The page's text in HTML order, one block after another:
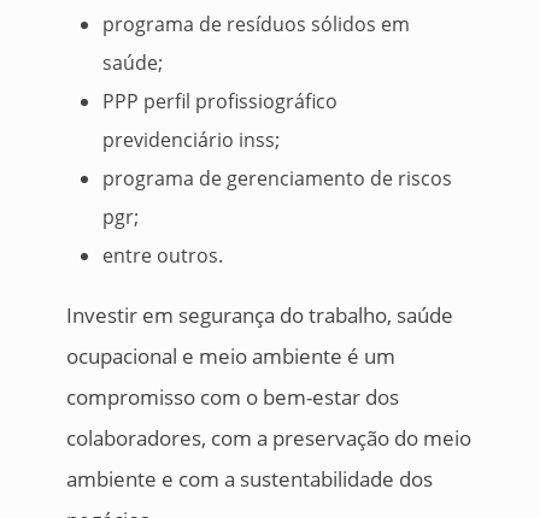
programa de resíduos sólidos em
saúde;
PPP perfil profissiográfico
previdenciário inss;
programa de gerenciamento de riscos
pgr;
entre outros.
Investir em segurança do trabalho, saúde
ocupacional e meio ambiente é um
compromisso com o bem-estar dos
colaboradores, com a preservação do meio
ambiente e com a sustentabilidade dos